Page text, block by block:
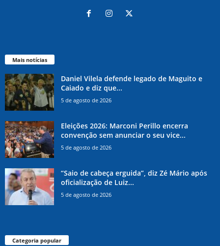
Mais notícias
Daniel Vilela defende legado de Maguito e
Caiado e diz que...
5 de agosto de 2026
Eleições 2026: Marconi Perillo encerra
convenção sem anunciar o seu vice...
5 de agosto de 2026
“Saio de cabeça erguida”, diz Zé Mário após
oficialização de Luiz...
5 de agosto de 2026
Categoria popular